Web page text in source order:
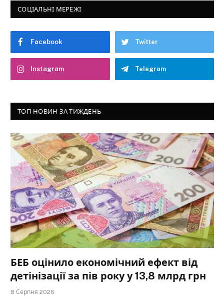
СОЦІАЛЬНІ МЕРЕЖІ
Facebook Twitter
Instagram Telegram
ТОП НОВИН ЗА ТИЖДЕНЬ
БЕБ оцінило економічний ефект від
детінізації за пів року у 13,8 млрд грн
8 Серпня 2026